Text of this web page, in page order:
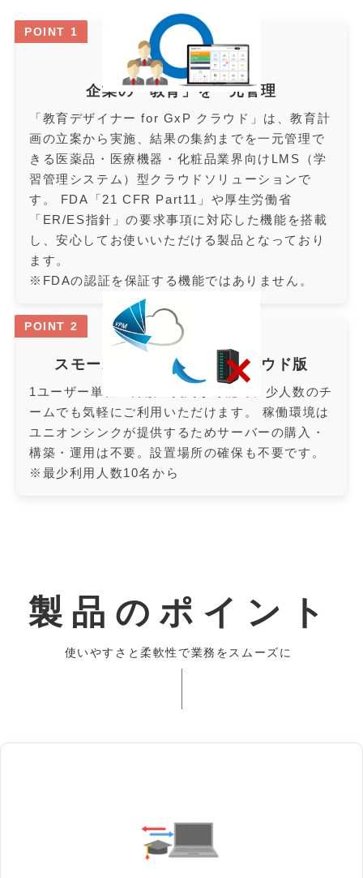
POINT 1
企業の「教育」を一元管理
「教育デザイナー for GxP クラウド」は、教育計
画の立案から実施、結果の集約までを一元管理で
きる医薬品・医療機器・化粧品業界向けLMS（学
習管理システム）型クラウドソリューションで
す。 FDA「21 CFR Part11」や厚生労働省
「ER/ES指針」の要求事項に対応した機能を搭載
し、安心してお使いいただける製品となっており
ます。
※FDAの認証を保証する機能ではありません。
POINT 2
スモールスタート可能なクラウド版
1ユーザー単位・月額の契約が可能で、少人数のチ
ームでも気軽にご利用いただけます。 稼働環境は
ユニオンシンクが提供するためサーバーの購入・
構築・運用は不要。設置場所の確保も不要です。
※最少利用人数10名から
製品のポイント
使いやすさと柔軟性で業務をスムーズに